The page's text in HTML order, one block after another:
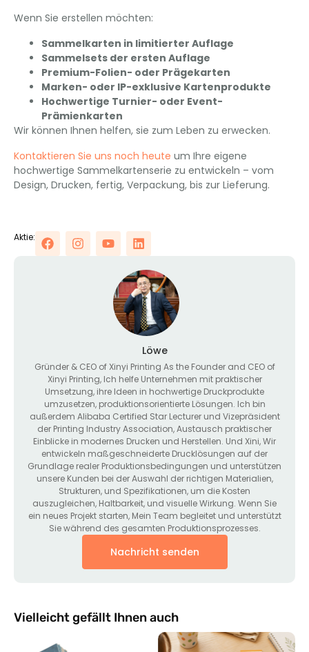
Wenn Sie erstellen möchten:
Sammelkarten in limitierter Auflage
Sammelsets der ersten Auflage
Premium-Folien- oder Prägekarten
Marken- oder IP-exklusive Kartenprodukte
Hochwertige Turnier- oder Event-
Prämienkarten
Wir können Ihnen helfen, sie zum Leben zu erwecken.
Kontaktieren Sie uns noch heute um Ihre eigene
hochwertige Sammelkartenserie zu entwickeln – vom
Design, Drucken, fertig, Verpackung, bis zur Lieferung.
Aktie:
Löwe
Gründer & CEO of Xinyi Printing As the Founder and CEO of
Xinyi Printing, Ich helfe Unternehmen mit praktischer
Umsetzung, ihre Ideen in hochwertige Druckprodukte
umzusetzen, produktionsorientierte Lösungen. Ich bin
außerdem Alibaba Certified Star Lecturer und Vizepräsident
der Printing Industry Association, Austausch praktischer
Einblicke in modernes Drucken und Herstellen. Und Xini, Wir
entwickeln maßgeschneiderte Drucklösungen auf der
Grundlage realer Produktionsbedingungen und unterstützen
unsere Kunden bei der Auswahl der richtigen Materialien,
Strukturen, und Spezifikationen, um die Kosten
auszugleichen, Haltbarkeit, und visuelle Wirkung. Wenn Sie
ein neues Projekt starten, Mein Team begleitet und unterstützt
Sie während des gesamten Produktionsprozesses.
Nachricht senden
Vielleicht gefällt Ihnen auch